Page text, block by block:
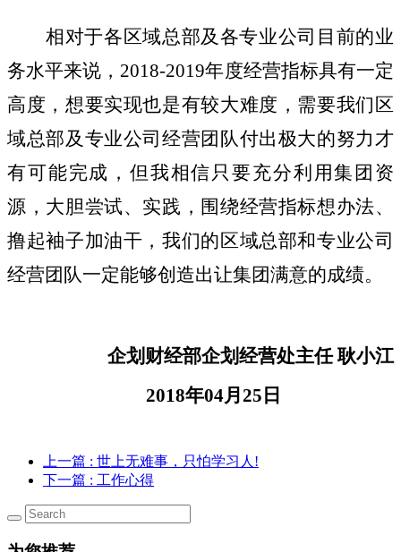
相对于各区域总部及各专业公司目前的业
务水平来说， 2018-2019年度经营指标具有一定
高度，想要实现也是有较大难度，需要我们区
域总部及专业公司经营团队付出极大的努力才
有可能完成，但我相信只要充分利用集团资
源，大胆尝试、实践，围绕经营指标想办法、
撸起袖子加油干，我们的区域总部和专业公司
经营团队一定能够创造出让集团满意的成绩。
企划财经部企划经营处主任 耿小江
2018年04月25日
上一篇 : 世上无难事，只怕学习人!
下一篇 : 工作心得